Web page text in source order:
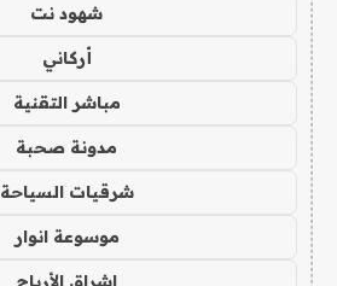
شهود نت
أركاني
مباشر التقنية
مدونة صحبة
شرقيات السياحة
موسوعة انوار
اشراق الأرباح